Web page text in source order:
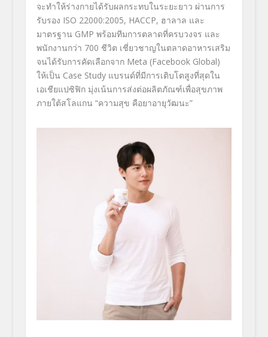
จะทำให้ร่างกายได้รับผลกระทบในระยะยาว ผ่านการ
รับรอง ISO 22000:2005, HACCP, ฮาลาล และ
มาตรฐาน GMP พร้อมทีมการตลาดที่ครบวงจร และ
พนักงานกว่า 700 ชีวิต เชี่ยวชาญในตลาดอาหารเสริม
จนได้รับการคัดเลือกจาก Meta (Facebook Global)
ให้เป็น Case Study แบรนด์ที่มีการเติบโตสูงที่สุดใน
เอเชียแปซิฟิก มุ่งเน้นการส่งต่อผลิตภัณฑ์เพื่อสุขภาพ
ภายใต้สโลแกน “ความสุข คือยาอายุวัฒนะ”